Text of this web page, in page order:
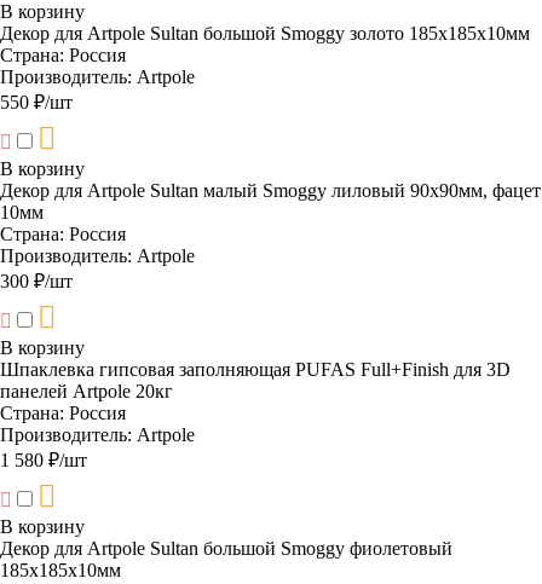
В корзину
Декор для Artpole Sultan большой Smoggy золото 185х185х10мм
Страна: Россия
Производитель: Artpole
550 ₽/шт
В корзину
Декор для Artpole Sultan малый Smoggy лиловый 90х90мм, фацет
10мм
Страна: Россия
Производитель: Artpole
300 ₽/шт
В корзину
Шпаклевка гипсовая заполняющая PUFAS Full+Finish для 3D
панелей Artpole 20кг
Страна: Россия
Производитель: Artpole
1 580 ₽/шт
В корзину
Декор для Artpole Sultan большой Smoggy фиолетовый
185х185х10мм